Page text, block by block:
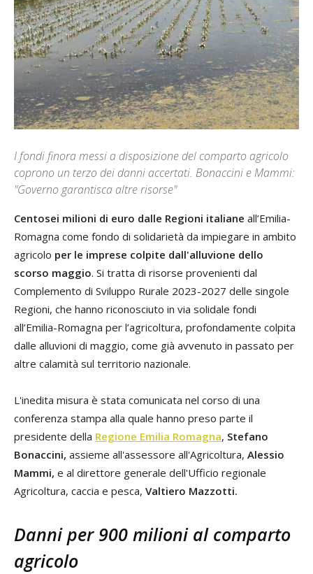
I fondi finora messi a disposizione del comparto agricolo
coprono un terzo dei danni accertati. Bonaccini e Mammi:
"Governo garantisca altre risorse"
Centosei milioni di euro dalle Regioni italiane all’Emilia-
Romagna come fondo di solidarietà da impiegare in ambito
agricolo per le imprese colpite dall'alluvione dello
scorso maggio. Si tratta di risorse provenienti dal
Complemento di Sviluppo Rurale 2023-2027 delle singole
Regioni, che hanno riconosciuto in via solidale fondi
all’Emilia-Romagna per l’agricoltura, profondamente colpita
dalle alluvioni di maggio, come già avvenuto in passato per
altre calamità sul territorio nazionale.
L'inedita misura è stata comunicata nel corso di una
conferenza stampa alla quale hanno preso parte il
presidente della Regione Emilia Romagna, Stefano
Bonaccini, assieme all'assessore all'Agricoltura, Alessio
Mammi, e al direttore generale dell'Ufficio regionale
Agricoltura, caccia e pesca, Valtiero Mazzotti.
Danni per 900 milioni al comparto
agricolo